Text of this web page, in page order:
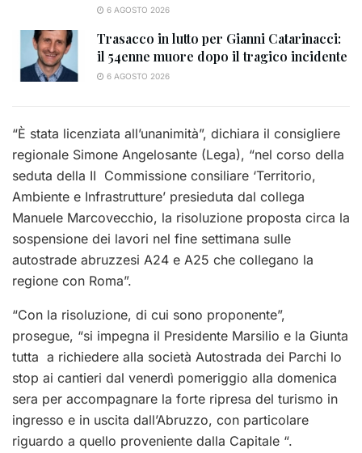
6 AGOSTO 2026
Trasacco in lutto per Gianni Catarinacci:
il 54enne muore dopo il tragico incidente
6 AGOSTO 2026
“È stata licenziata all’unanimità”, dichiara il consigliere
regionale Simone Angelosante (Lega), “nel corso della
seduta della II Commissione consiliare ‘Territorio,
Ambiente e Infrastrutture’ presieduta dal collega
Manuele Marcovecchio, la risoluzione proposta circa la
sospensione dei lavori nel fine settimana sulle
autostrade abruzzesi A24 e A25 che collegano la
regione con Roma”.
“Con la risoluzione, di cui sono proponente”,
prosegue, “si impegna il Presidente Marsilio e la Giunta
tutta a richiedere alla società Autostrada dei Parchi lo
stop ai cantieri dal venerdì pomeriggio alla domenica
sera per accompagnare la forte ripresa del turismo in
ingresso e in uscita dall’Abruzzo, con particolare
riguardo a quello proveniente dalla Capitale “.